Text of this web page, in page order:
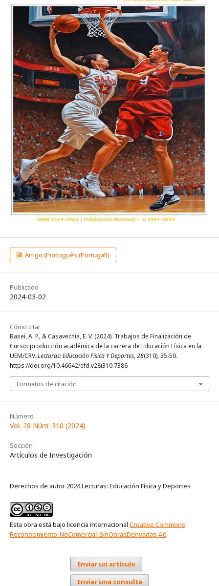
Artigo (Português (Portugal))
Publicado
2024-03-02
Cómo citar
Basei, A. P., & Casavechia, E. V. (2024). Trabajos de Finalización de
Curso: producción académica de la carrera de Educación Física en la
UEM/CRV. Lecturas: Educación Física Y Deportes,28(310), 35-50.
https://doi.org/10.46642/efd.v28i310.7386
Formatos de citación
Número
Vol. 28 Núm. 310 (2024)
Sección
Artículos de Investigación
Derechos de autor 2024 Lecturas: Educación Física y Deportes
Esta obra está bajo licencia internacional Creative Commons
Reconocimiento-NoComercial-SinObrasDerivadas 4.0.
Enviar un artículo
Enviar una consulta